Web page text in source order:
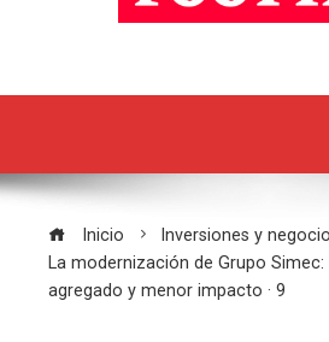
Inicio
Inversiones y
La modernización de Grupo
agregado y menor impacto · 9